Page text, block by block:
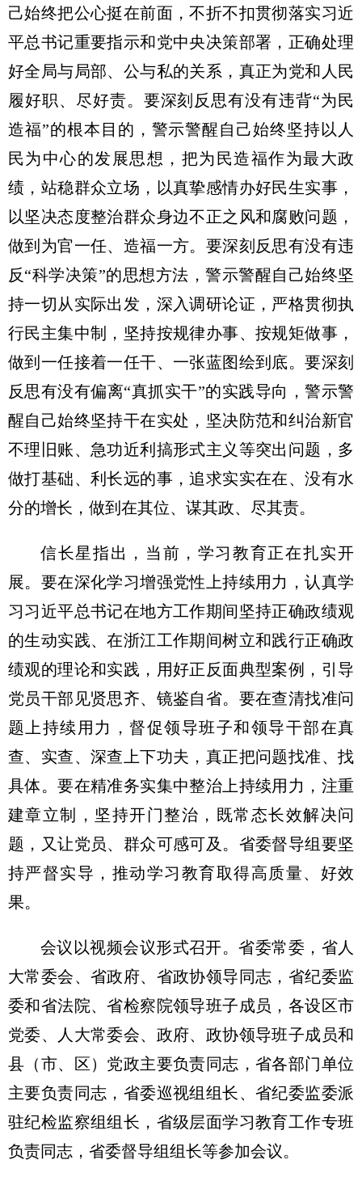
己始终把公心挺在前面，不折不扣贯彻落实习近
平总书记重要指示和党中央决策部署，正确处理
好全局与局部、公与私的关系，真正为党和人民
履好职、尽好责。要深刻反思有没有违背“为民
造福”的根本目的，警示警醒自己始终坚持以人
民为中心的发展思想，把为民造福作为最大政
绩，站稳群众立场，以真挚感情办好民生实事，
以坚决态度整治群众身边不正之风和腐败问题，
做到为官一任、造福一方。要深刻反思有没有违
反“科学决策”的思想方法，警示警醒自己始终坚
持一切从实际出发，深入调研论证，严格贯彻执
行民主集中制，坚持按规律办事、按规矩做事，
做到一任接着一任干、一张蓝图绘到底。要深刻
反思有没有偏离“真抓实干”的实践导向，警示警
醒自己始终坚持干在实处，坚决防范和纠治新官
不理旧账、急功近利搞形式主义等突出问题，多
做打基础、利长远的事，追求实实在在、没有水
分的增长，做到在其位、谋其政、尽其责。
信长星指出，当前，学习教育正在扎实开
展。要在深化学习增强党性上持续用力，认真学
习习近平总书记在地方工作期间坚持正确政绩观
的生动实践、在浙江工作期间树立和践行正确政
绩观的理论和实践，用好正反面典型案例，引导
党员干部见贤思齐、镜鉴自省。要在查清找准问
题上持续用力，督促领导班子和领导干部在真
查、实查、深查上下功夫，真正把问题找准、找
具体。要在精准务实集中整治上持续用力，注重
建章立制，坚持开门整治，既常态长效解决问
题，又让党员、群众可感可及。省委督导组要坚
持严督实导，推动学习教育取得高质量、好效
果。
会议以视频会议形式召开。省委常委，省人
大常委会、省政府、省政协领导同志，省纪委监
委和省法院、省检察院领导班子成员，各设区市
党委、人大常委会、政府、政协领导班子成员和
县（市、区）党政主要负责同志，省各部门单位
主要负责同志，省委巡视组组长、省纪委监委派
驻纪检监察组组长，省级层面学习教育工作专班
负责同志，省委督导组组长等参加会议。